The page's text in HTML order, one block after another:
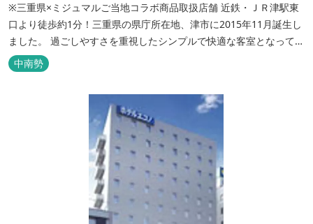
※三重県×ミジュマルご当地コラボ商品取扱店舗 近鉄・ＪＲ津駅東
口より徒歩約1分！三重県の県庁所在地、津市に2015年11月誕生し
ました。 過ごしやすさを重視したシンプルで快適な客室となってお
り、ベッドはワイドなサイズで、羽毛布団をご用意。女性にやさし
いアメニティグッズを取り揃えており、連泊の方用にコインランド
リーもあります。 ご宿泊者専用の人工温泉大浴場「四季乃湯」で
中南勢